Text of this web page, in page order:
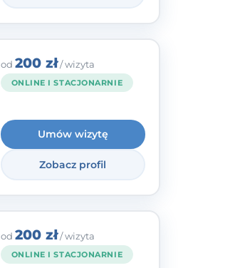
od 200 zł/ wizyta
ONLINE I STACJONARNIE
Umów wizytę
Zobacz profil
od 200 zł/ wizyta
ONLINE I STACJONARNIE